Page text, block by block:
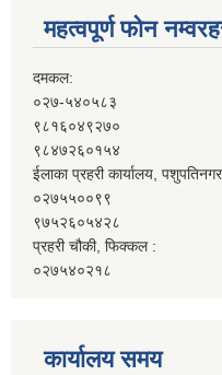
महत्वपूर्ण फोन
दमकल:
०२७-५४०५८३
९८१६०४९२७०
९८४७२६०१५४
ईलाका प्रहरी कार्यालय,
०२७५५००९९
९७५२६०५४२८
प्रहरी चौकी, फिक्कल :
०२७५४०२१८
कार्यालय समय